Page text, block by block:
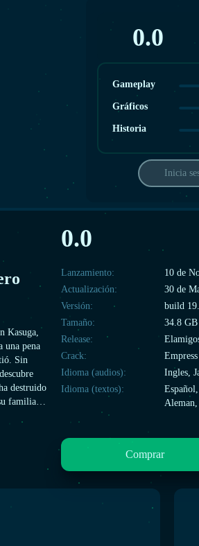
0.0
Gameplay
Gráficos
Historia
Inicia
Kasuga,
una pena
Sin
destruido
familia y
sociales:
una
se
que
0.0
Lanzamiento:
10 de
Actualización:
30 de
Versión:
build
Tamaño:
34.8 GB
Release:
Crack:
Empress
Idioma (audios):
Ingles,
Idioma (textos):
Aleman,
Comprar